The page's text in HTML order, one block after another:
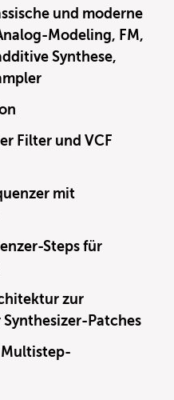
und moderne
Modeling, FM,
Synthese,
Filter und VCF
mit
Steps für
zur
Patches
Multistep-